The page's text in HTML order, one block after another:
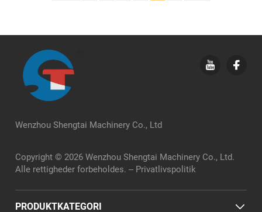
Wenzhou Shengtai Machinery Co., Ltd
Copyright © 2026 Wenzhou Shengtai Machinery Co., Ltd.
Alle rettigheder forbeholdes. -- Privatlivspolitik
PRODUKTKATEGORI